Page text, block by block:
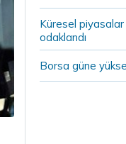
Küresel
odaklandı
Borsa güne